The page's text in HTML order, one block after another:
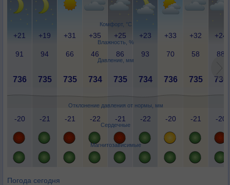
Комфорт, °C
Влажность, %
Давление, мм
Отклонение давления от нормы, мм
Сердечные
Магнитозависимые
+21 +19 +31 +35 +25 +23 +33 +32 +24
91 94 66 46 86 93 70 58 88
736 735 735 734 735 734 736 735 736
-20 -21 -21 -22 -21 -22 -20 -21 -20
Погода сегодня